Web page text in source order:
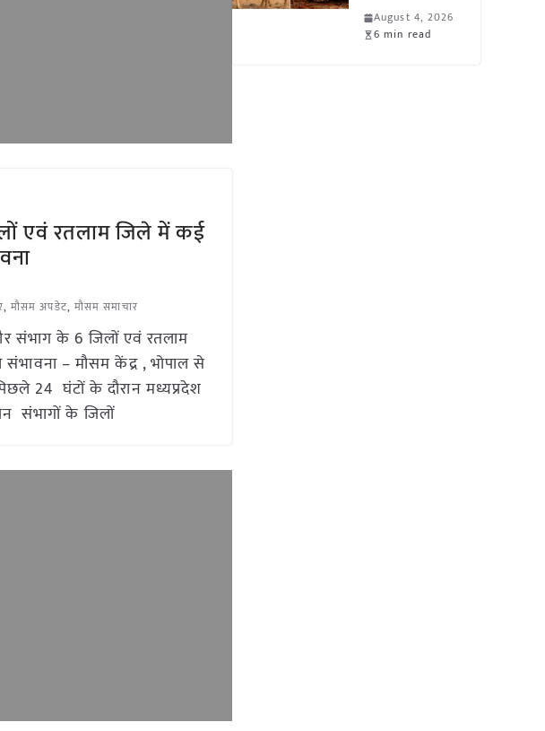
एवं रतलाम जिले में कई
, मौसम अपडेट, मौसम समाचार
संभाग के 6 जिलों एवं रतलाम
– मौसम केंद्र , भोपाल से
24 घंटों के दौरान मध्यप्रदेश
संभागों के जिलों
August 4, 2026
6 min read